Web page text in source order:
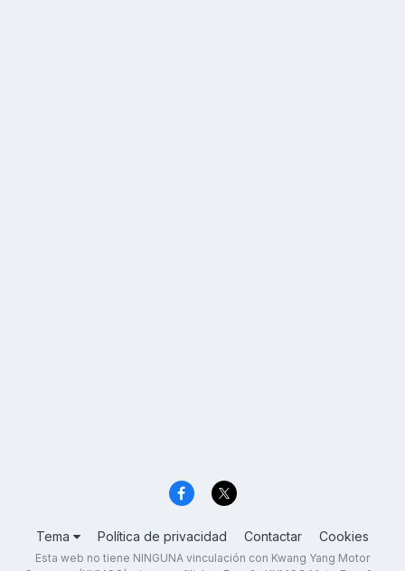
Tema Política de privacidad Contactar Cookies
Esta web no tiene NINGUNA vinculación con Kwang Yang Motor